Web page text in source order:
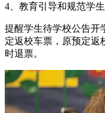
4、教育引导和规范学
提醒学生待学校公告开
定返校车票，原预定返
时退票。